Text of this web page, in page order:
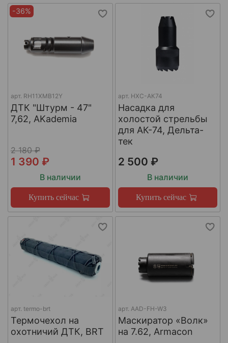
-36%
арт. RH11XMB12Y
ДТК "Штурм - 47"
7,62, AKademia
2 180 ₽
1 390 ₽
В наличии
Купить сейчас
арт. НХС-АК74
Насадка для
холостой стрельбы
для АК-74, Дельта-
тек
2 500 ₽
В наличии
Купить сейчас
арт. termo-brt
Термочехол на
охотничий ДТК, BRT
арт. AAD-FH-W3
Маскиратор «Волк»
на 7.62, Armacon